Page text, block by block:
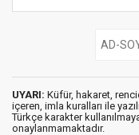
UYARI: Küfür, hakaret,
içeren, imla kuralları ile
Türkçe karakter
onaylanmamaktadır.